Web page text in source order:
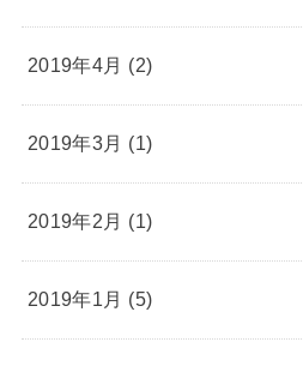
2019年4月 (2)
2019年3月 (1)
2019年2月 (1)
2019年1月 (5)